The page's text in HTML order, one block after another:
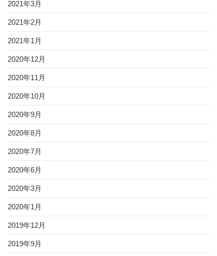
2021年3月
2021年2月
2021年1月
2020年12月
2020年11月
2020年10月
2020年9月
2020年8月
2020年7月
2020年6月
2020年3月
2020年1月
2019年12月
2019年9月